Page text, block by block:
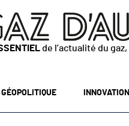
de l’actualité du
GÉOPOLITIQUE